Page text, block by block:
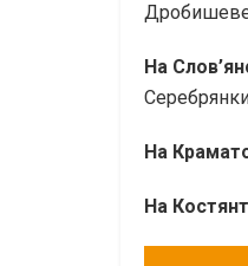
На
На
На